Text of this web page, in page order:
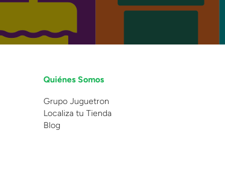
Quiénes Somos
Grupo Juguetron
Localiza tu Tienda
Blog